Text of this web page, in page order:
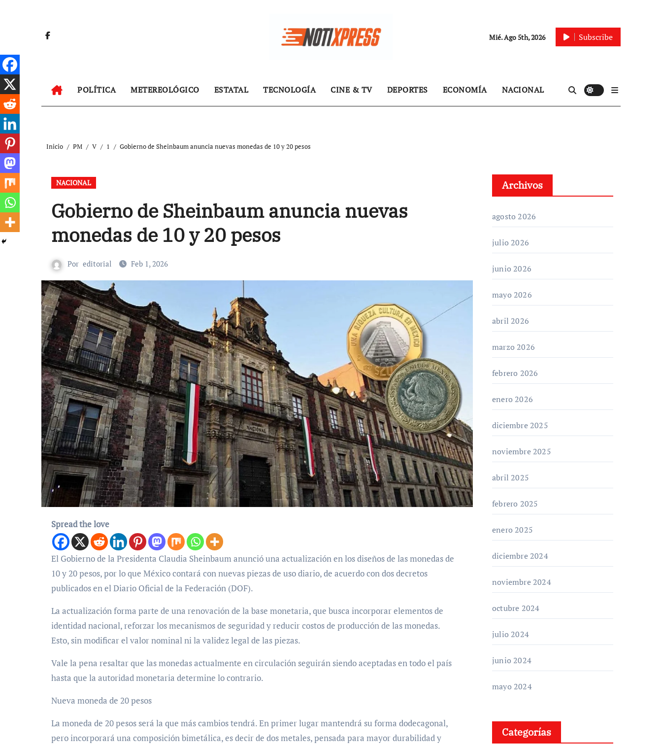
Mié. Ago 5th, 2026 Subscribe
POLÍTICA METEREOLÓGICO ESTATAL TECNOLOGÍA CINE & TV DEPORTES ECONOMÍA NACIONAL
Inicio PM V 1 Gobierno de Sheinbaum anuncia nuevas monedas de 10 y 20 pesos
NACIONAL
Gobierno de Sheinbaum anuncia nuevas
monedas de 10 y 20 pesos
Por editorial Feb 1, 2026
Spread the love
El Gobierno de la Presidenta Claudia Sheinbaum anunció una actualización en los diseños de las monedas de
10 y 20 pesos, por lo que México contará con nuevas piezas de uso diario, de acuerdo con dos decretos
publicados en el Diario Oficial de la Federación (DOF).
La actualización forma parte de una renovación de la base monetaria, que busca incorporar elementos de
identidad nacional, reforzar los mecanismos de seguridad y reducir costos de producción de las monedas.
Esto, sin modificar el valor nominal ni la validez legal de las piezas.
Vale la pena resaltar que las monedas actualmente en circulación seguirán siendo aceptadas en todo el país
hasta que la autoridad monetaria determine lo contrario.
Nueva moneda de 20 pesos
La moneda de 20 pesos será la que más cambios tendrá. En primer lugar mantendrá su forma dodecagonal,
pero incorporará una composición bimetálica, es decir de dos metales, pensada para mayor durabilidad y
Archivos
agosto 2026
julio 2026
junio 2026
mayo 2026
abril 2026
marzo 2026
febrero 2026
enero 2026
diciembre 2025
noviembre 2025
abril 2025
febrero 2025
enero 2025
diciembre 2024
noviembre 2024
octubre 2024
julio 2024
junio 2024
mayo 2024
Categorías